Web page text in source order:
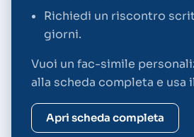
Richiedi un riscontro
giorni.
Vuoi un fac-simile
alla scheda completa e usa
Apri scheda completa